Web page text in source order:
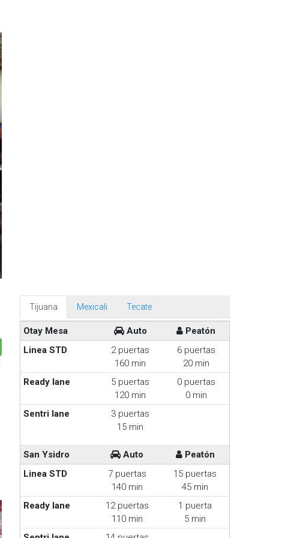
Tijuana Mexicali Tecate
Otay Mesa Auto
Peatón
Linea STD
2 puertas
160 min
6 puertas
20 min
Ready lane
5 puertas
120 min
0 puertas
0 min
Sentri lane
3 puertas
15 min
San Ysidro Auto
Peatón
Linea STD
7 puertas
140 min
15 puertas
45 min
Ready lane
12 puertas
110 min
1 puerta
5 min